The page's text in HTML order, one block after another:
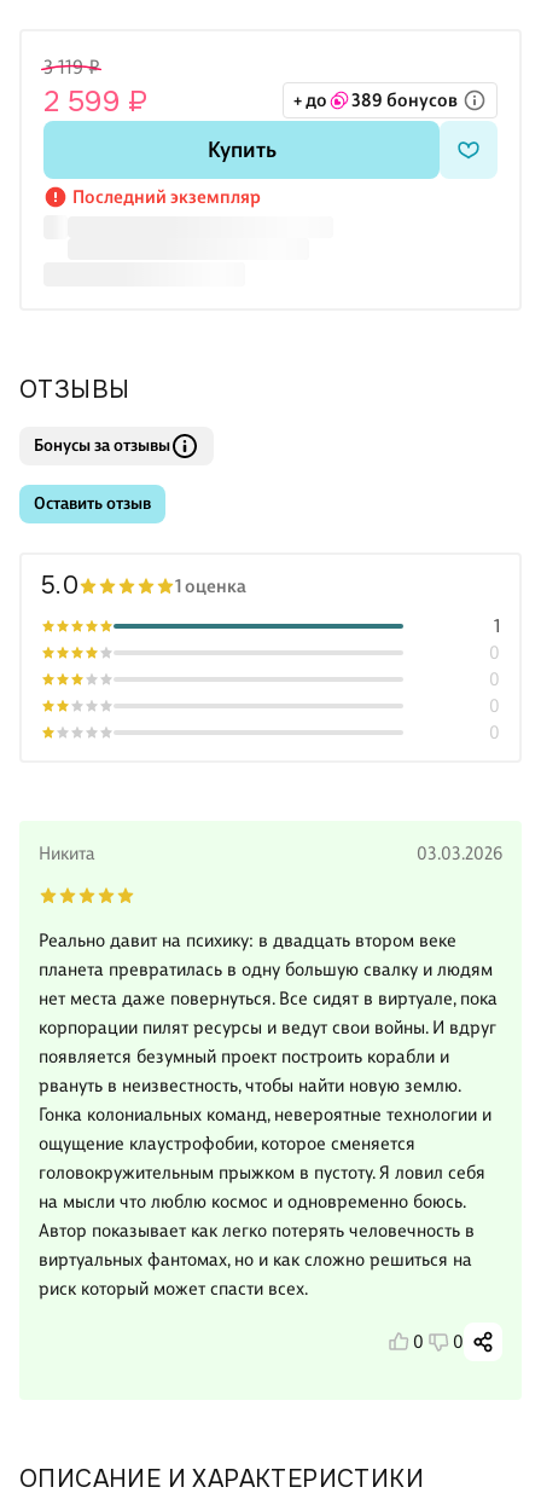
превратилась в гигантскую свалку, а власть поделили между
собой четыре корпорации, ведущие войны нейросетевыми
фантомами и боевыми искусственными интеллектами. Это
первая книга цикла «Экспансия. История Галактики»,
открывающая далёкое будущее человечества.
3 119 ₽
2 599 ₽ + до 389 бонусов
Купить
Последний экземпляр
ОПИСАНИЕ И ХАРАКТЕРИСТИКИ
ОТЗЫВЫ
Бонусы за отзывы
Оставить отзыв
5.0 1 оценка
0
0
0
0
1
Никита 03.03.2026
Реально давит на психику: в двадцать втором веке
планета превратилась в одну большую свалку и людям
нет места даже повернуться. Все сидят в виртуале, пока
корпорации пилят ресурсы и ведут свои войны. И вдруг
появляется безумный проект построить корабли и
рвануть в неизвестность, чтобы найти новую землю.
Гонка колониальных команд, невероятные технологии и
ощущение клаустрофобии, которое сменяется
головокружительным прыжком в пустоту. Я ловил себя
на мысли что люблю космос и одновременно боюсь.
Автор показывает как легко потерять человечность в
виртуальных фантомах, но и как сложно решиться на
риск который может спасти всех.
0 0